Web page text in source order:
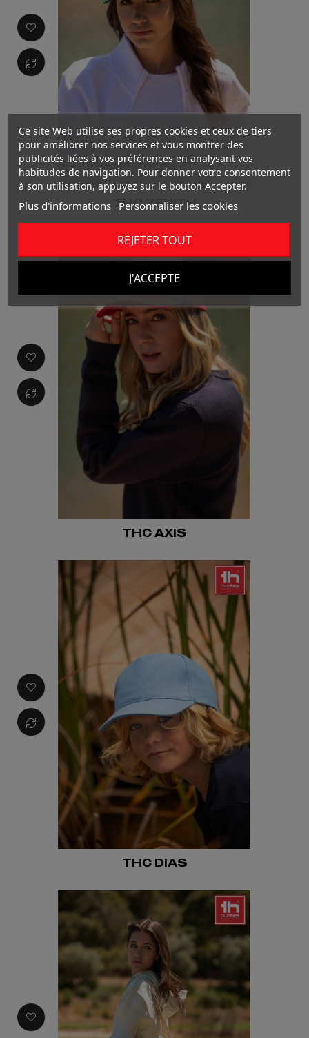
THC ZENITH
THC AXIS
THC DIAS
Ce site Web utilise ses propres cookies et ceux de tiers
pour améliorer nos services et vous montrer des
publicités liées à vos préférences en analysant vos
habitudes de navigation. Pour donner votre consentement
à son utilisation, appuyez sur le bouton Accepter.
Plus d'informations Personnaliser les cookies
REJETER TOUT
J'ACCEPTE